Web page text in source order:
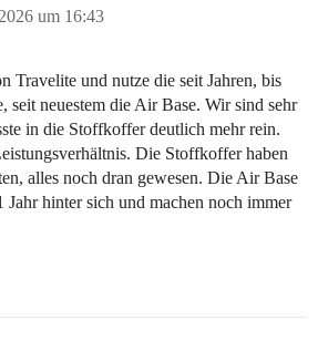
um 16:43
Travelite und nutze die seit Jahren, bis
seit neuestem die Air Base. Wir sind sehr
in die Stoffkoffer deutlich mehr rein.
Die Stoffkoffer haben
alles noch dran gewesen. Die Air Base
Jahr hinter sich und machen noch immer